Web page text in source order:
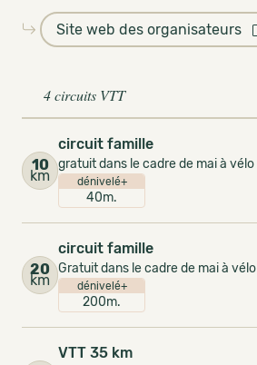
Site web des organisateurs
4 circuits VTT
10
km
circuit famille
gratuit dans le cadre de mai à vélo
dénivelé+
40m.
20
km
circuit famille
Gratuit dans le cadre de mai à vélo
dénivelé+
200m.
VTT 35 km